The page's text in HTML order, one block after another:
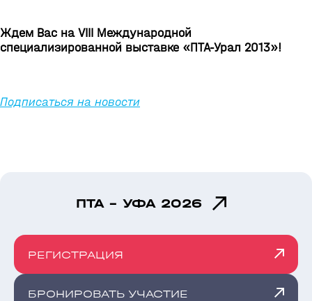
Ждем Вас на VIII Международной
специализированной выставке «ПТА-Урал 2013»!
Подписаться на новости
ПТА - УФА 2026
РЕГИСТРАЦИЯ
БРОНИРОВАТЬ УЧАСТИЕ